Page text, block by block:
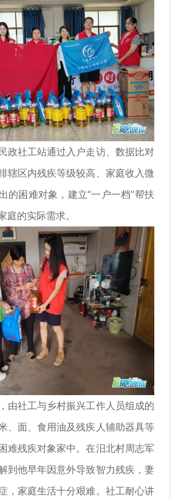
社工站通过入户走访、数据比对
辖区内残疾等级较高、家庭收入微
的困难对象，建立“一户一档”帮扶
庭的实际需求。
社工与乡村振兴工作人员组成的
、面、食用油及残疾人辅助器具等
难残疾对象家中。在汨北村周志军
到他早年因意外导致智力残疾，妻
，家庭生活十分艰难。社工耐心讲